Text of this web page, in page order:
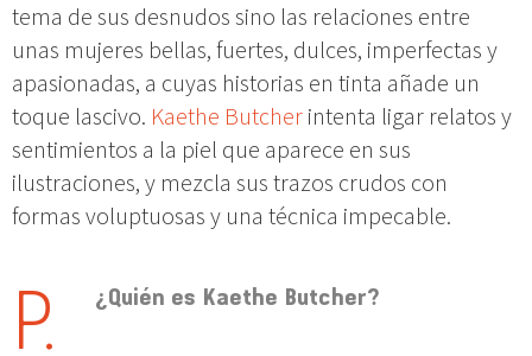
tema de sus desnudos sino las relaciones entre
unas mujeres bellas, fuertes, dulces, imperfectas y
apasionadas, a cuyas historias en tinta añade un
toque lascivo. Kaethe Butcher intenta ligar relatos y
sentimientos a la piel que aparece en sus
ilustraciones, y mezcla sus trazos crudos con
formas voluptuosas y una técnica impecable.
¿Quién es Kaethe Butcher?